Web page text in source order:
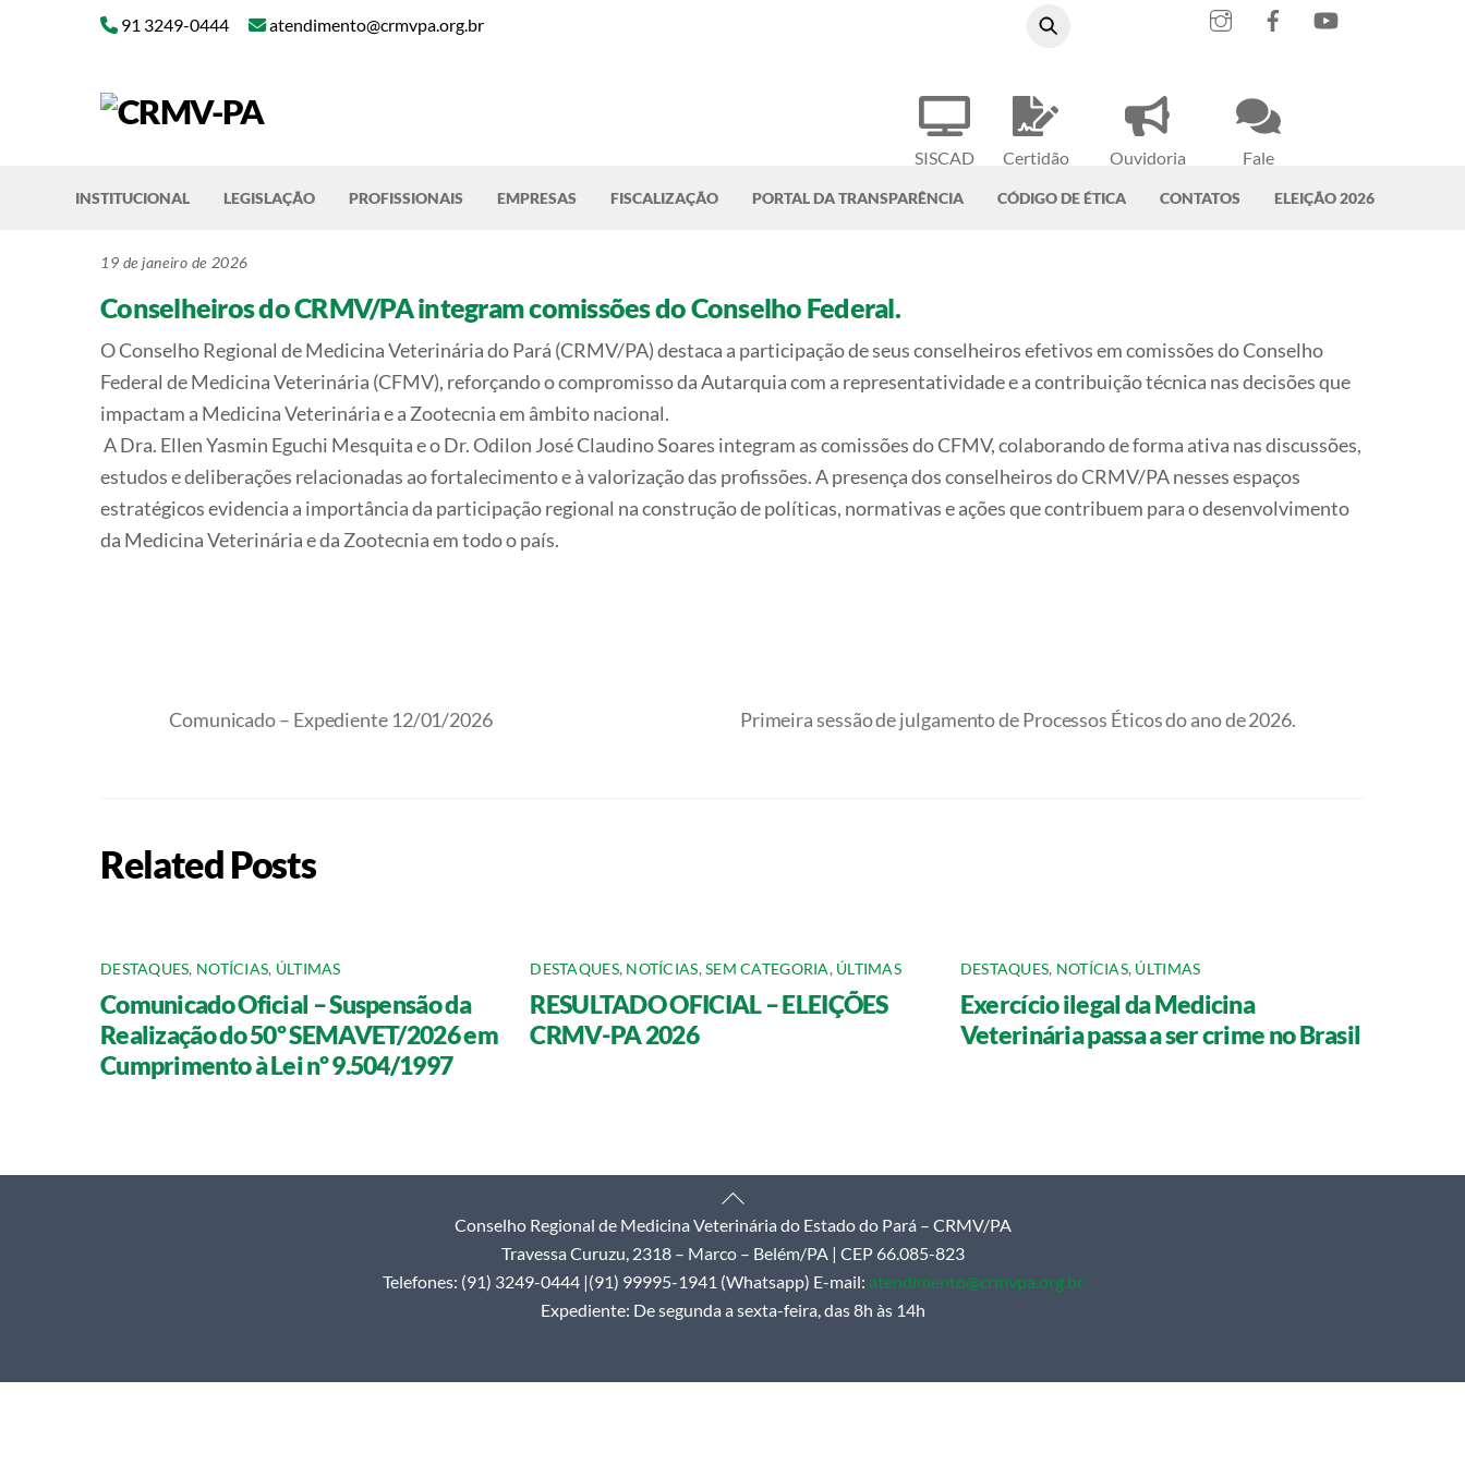
SISCAD
Certidão
Ouvidoria
Fale
91 3249-0444 atendimento@crmvpa.org.br
InstagramFacebook
INSTITUCIONAL LEGISLAÇÃO PROFISSIONAIS EMPRESAS FISCALIZAÇÃO PORTAL DA TRANSPARÊNCIA CÓDIGO DE ÉTICA CONTATOS ELEIÇÃO 2026
19 de janeiro de 2026
Conselheiros do CRMV/PA integram comissões do Conselho Federal.
O Conselho Regional de Medicina Veterinária do Pará (CRMV/PA) destaca a participação de seus conselheiros efetivos em comissões do Conselho
Federal de Medicina Veterinária (CFMV), reforçando o compromisso da Autarquia com a representatividade e a contribuição técnica nas decisões que
impactam a Medicina Veterinária e a Zootecnia em âmbito nacional.
A Dra. Ellen Yasmin Eguchi Mesquita e o Dr. Odilon José Claudino Soares integram as comissões do CFMV, colaborando de forma ativa nas discussões,
estudos e deliberações relacionadas ao fortalecimento e à valorização das profissões. A presença dos conselheiros do CRMV/PA nesses espaços
estratégicos evidencia a importância da participação regional na construção de políticas, normativas e ações que contribuem para o desenvolvimento
da Medicina Veterinária e da Zootecnia em todo o país.
Comunicado – Expediente 12/01/2026 Primeira sessão de julgamento de Processos Éticos do ano de 2026.
Related Posts
DESTAQUES, NOTÍCIAS, ÚLTIMAS
Comunicado Oficial – Suspensão da
Realização do 50º SEMAVET/2026 em
Cumprimento à Lei nº 9.504/1997
DESTAQUES, NOTÍCIAS,SEM CATEGORIA, ÚLTIMAS
RESULTADO OFICIAL – ELEIÇÕES
CRMV-PA 2026
DESTAQUES, NOTÍCIAS, ÚLTIMAS
Exercício ilegal da Medicina
Veterinária passa a ser crime no Brasil
Back
To
Top
Conselho Regional de Medicina Veterinária do Estado do Pará – CRMV/PA
Travessa Curuzu, 2318 – Marco – Belém/PA | CEP 66.085-823
Telefones: (91) 3249-0444 |(91) 99995-1941 (Whatsapp) E-mail: atendimento@crmvpa.org.br
Expediente: De segunda a sexta-feira, das 8h às 14h